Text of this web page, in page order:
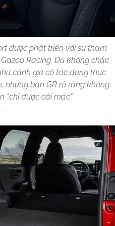
được phát triển với sự tham
Racing. Dù không chắc
cánh gió có tác dụng thực
nhưng bản GR rõ ràng không
"chỉ được cái mác".